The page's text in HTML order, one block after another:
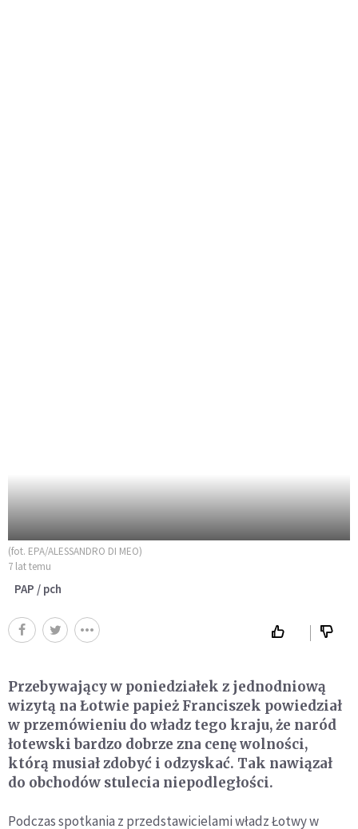
(fot. EPA/ALESSANDRO DI MEO)
7 lat temu
PAP / pch
Przebywający w poniedziałek z jednodniową
wizytą na Łotwie papież Franciszek powiedział
w przemówieniu do władz tego kraju, że naród
łotewski bardzo dobrze zna cenę wolności,
którą musiał zdobyć i odzyskać. Tak nawiązał
do obchodów stulecia niepodległości.
Podczas spotkania z przedstawicielami władz Łotwy w